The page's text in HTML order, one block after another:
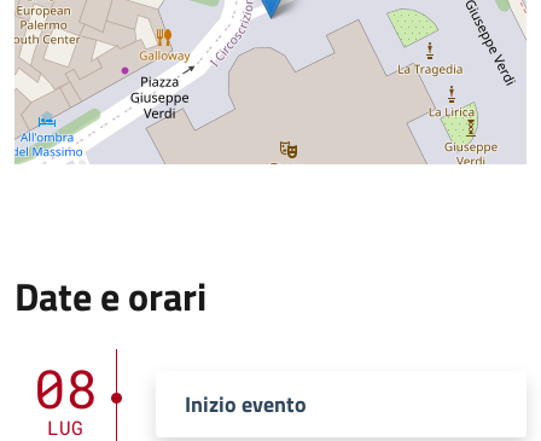
Date e orari
08
LUG
Inizio evento